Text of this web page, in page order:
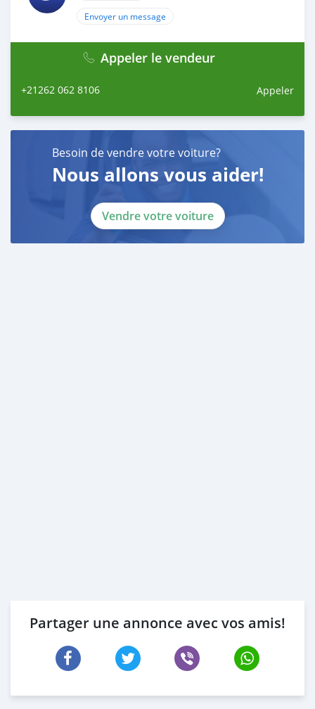
Envoyer un message
Appeler le vendeur
+21262 062 8106 Appeler
Besoin de vendre votre voiture?
Nous allons vous aider!
Vendre votre voiture
Partager une annonce avec vos amis!